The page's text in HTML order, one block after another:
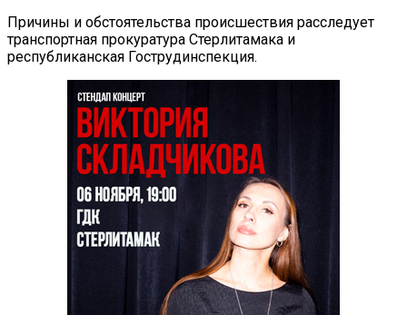
Причины и обстоятельства происшествия расследует
транспортная прокуратура Стерлитамака и
республиканская Гострудинспекция.